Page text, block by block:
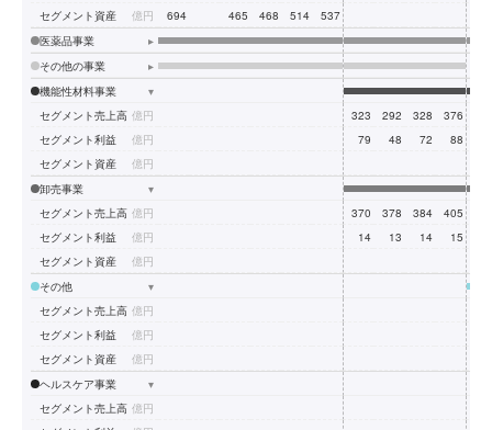
セグメント資産
億円 694 465 468 514 537
医薬品事業
▸
その他の事業
▸
機能性材料事業
▾
セグメント売上高 億円 323 292 328 376
セグメント利益
億円 79 48 72 88
セグメント資産
億円
卸売事業
▾
セグメント売上高 億円 370 378 384 405
セグメント利益
億円 14 13 14 15
セグメント資産
億円
その他
▾
セグメント売上高 億円
セグメント利益
億円
セグメント資産
億円
ヘルスケア事業
▾
セグメント売上高 億円